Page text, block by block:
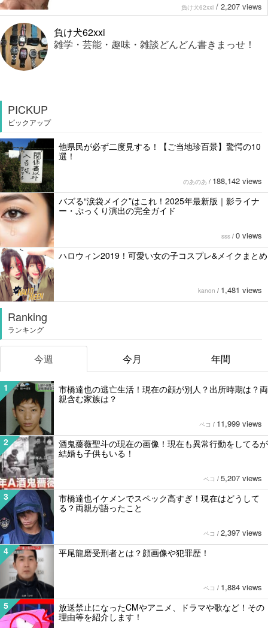
負け犬62xxi / 2,207 views
負け犬62xxi
雑学・芸能・趣味・雑談どんどん書きまっせ！
PICKUP
ピックアップ
他県民が必ず二度見する！【ご当地珍百景】驚愕の10
選！
のあのあ / 188,142 views
バズる“涙袋メイク”はこれ！2025年最新版｜影ライナ
ー・ぷっくり演出の完全ガイド
sss / 0 views
ハロウィン2019！可愛い女の子コスプレ&メイクまとめ
kanon / 1,481 views
Ranking
ランキング
今週 今月 年間
1
市橋達也の逃亡生活！現在の顔が別人？出所時期は？両
親含む家族は？
ペコ / 11,999 views
2
酒鬼薔薇聖斗の現在の画像！現在も異常行動をしてるが
結婚も子供もいる！
ペコ / 5,207 views
3
市橋達也イケメンでスペック高すぎ！現在はどうして
る？両親が語ったこと
ペコ / 2,397 views
4 平尾龍磨受刑者とは？顔画像や犯罪歴！
ペコ / 1,884 views
5
放送禁止になったCMやアニメ、ドラマや歌など！その
理由等を紹介します！